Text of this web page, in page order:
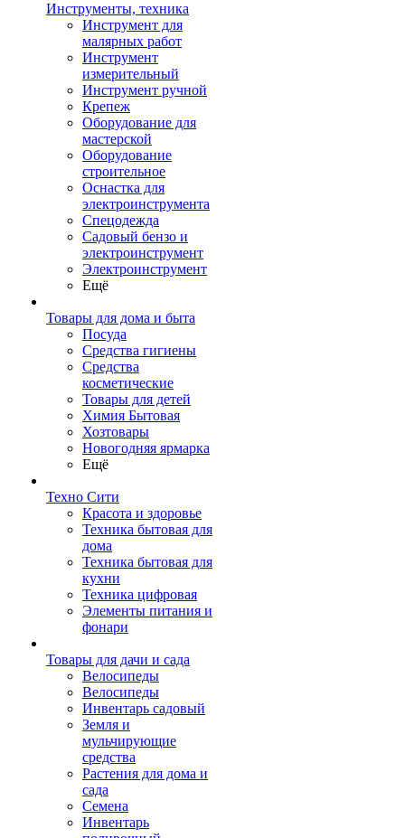
Инструменты, техника
Инструмент для
малярных работ
Инструмент
измерительный
Инструмент ручной
Крепеж
Оборудование для
мастерской
Оборудование
строительное
Оснастка для
электроинструмента
Спецодежда
Садовый бензо и
электроинструмент
Электроинструмент
Ещё
Товары для дома и быта
Посуда
Средства гигиены
Средства
косметические
Товары для детей
Химия Бытовая
Хозтовары
Новогодняя ярмарка
Ещё
Техно Сити
Красота и здоровье
Техника бытовая для
дома
Техника бытовая для
кухни
Техника цифровая
Элементы питания и
фонари
Товары для дачи и сада
Велосипеды
Велосипеды
Инвентарь садовый
Земля и
мульчирующие
средства
Растения для дома и
сада
Семена
Инвентарь